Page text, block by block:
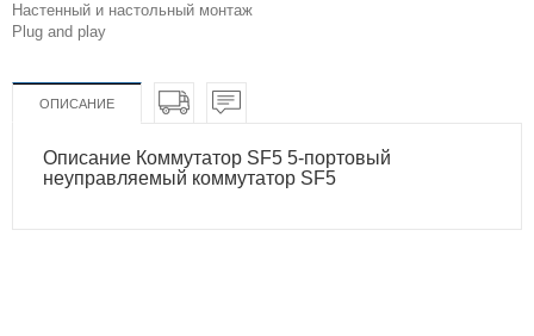
Настенный и настольный монтаж
Plug and play
ОПИСАНИЕ
Описание Коммутатор SF5 5-портовый
неуправляемый коммутатор SF5